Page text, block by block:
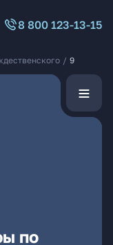
8 800 123-13-15
/ 9
по